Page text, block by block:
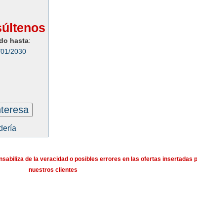
hasta:
2030
de la veracidad o posibles errores en las ofertas insertadas
nuestros clientes